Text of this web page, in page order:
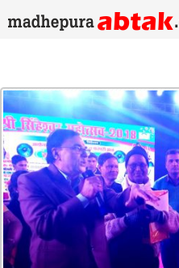
Tag Archives: dr. madhepuri